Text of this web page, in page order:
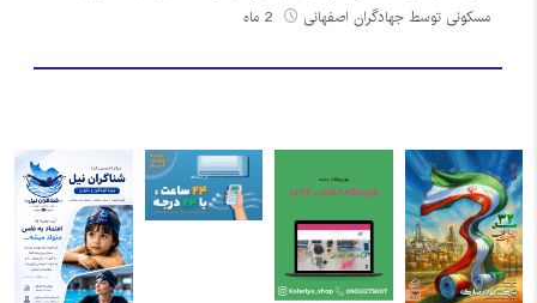
مسکونی توسط جهادگران اصفهانی